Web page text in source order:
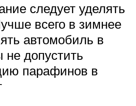
следует уделять
всего в зимнее
автомобиль в
не допустить
парафинов в